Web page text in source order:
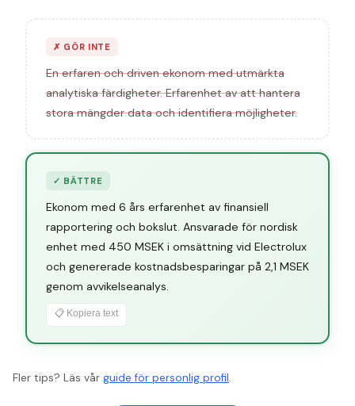
✗ GÖR INTE
En erfaren och driven ekonom med utmärkta
analytiska färdigheter. Erfarenhet av att hantera
stora mängder data och identifiera möjligheter.
✓ BÄTTRE
Ekonom med 6 års erfarenhet av finansiell
rapportering och bokslut. Ansvarade för nordisk
enhet med 450 MSEK i omsättning vid Electrolux
och genererade kostnadsbesparingar på 2,1 MSEK
genom avvikelseanalys.
📋 Kopiera text
Fler tips? Läs vår guide för personlig profil.